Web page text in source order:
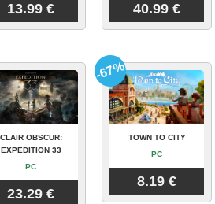
13.99 € 40.99 €
CLAIR OBSCUR:
EXPEDITION 33
PC
23.29 €
TOWN TO CITY
PC
8.19 €
-67%